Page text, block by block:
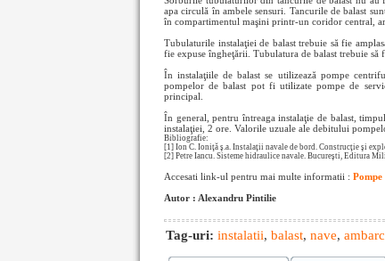
apa circulă în ambele sensuri. Tancurile de balast
în compartimentul maşini printr-un coridor central,
Tubulaturile instalaţiei de balast trebuie să fie
fie expuse îngheţării. Tubulatura de balast trebuie
În instalaţiile de balast se utilizează pompe
pompelor de balast pot fi utilizate pompe de
principal.
În general, pentru întreaga instalaţie de balast,
instalaţiei, 2 ore. Valorile uzuale ale debitului
Bibliografie:
[1] Ion C. Ioniţă ş.a. Instalaţii navale de bord. Construcţie şi
[2] Petre Iancu. Sisteme hidraulice navale. Bucureşti, Editura
Accesati link-ul pentru mai multe informatii :
Autor : Alexandru Pintilie
Tag-uri: instalatii, balast, nave,